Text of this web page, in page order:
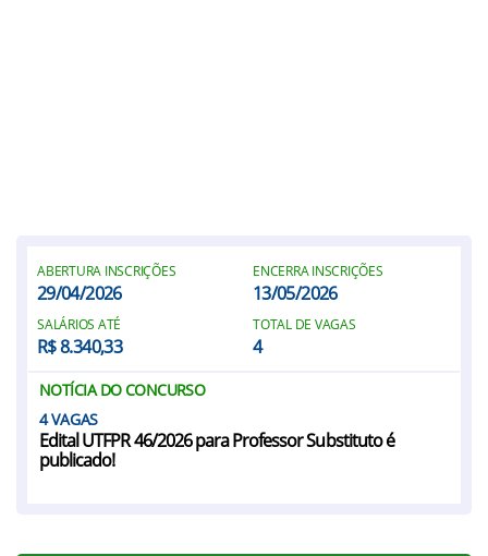
ABERTURA INSCRIÇÕES
29/04/2026
ENCERRA INSCRIÇÕES
13/05/2026
SALÁRIOS ATÉ
R$ 8.340,33
TOTAL DE VAGAS
4
NOTÍCIA DO CONCURSO
4
Edital UTFPR 46/2026 para Professor Substituto é
publicado!